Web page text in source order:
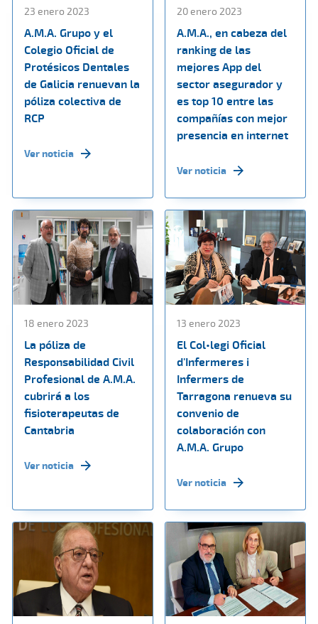
23 enero 2023
A.M.A. Grupo y el
Colegio Oficial de
Protésicos Dentales
de Galicia renuevan la
póliza colectiva de
RCP
Ver noticia
20 enero 2023
A.M.A., en cabeza del
ranking de las
mejores App del
sector asegurador y
es top 10 entre las
compañías con mejor
presencia en internet
Ver noticia
18 enero 2023
La póliza de
Responsabilidad Civil
Profesional de A.M.A.
cubrirá a los
fisioterapeutas de
Cantabria
Ver noticia
13 enero 2023
El Col•legi Oficial
d'Infermeres i
Infermers de
Tarragona renueva su
convenio de
colaboración con
A.M.A. Grupo
Ver noticia